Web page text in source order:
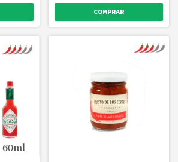
COMPRAR